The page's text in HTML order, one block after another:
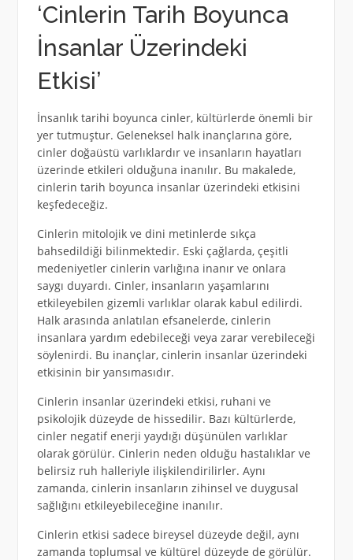
‘Cinlerin Tarih Boyunca
İnsanlar Üzerindeki
Etkisi’
İnsanlık tarihi boyunca cinler, kültürlerde önemli bir
yer tutmuştur. Geleneksel halk inançlarına göre,
cinler doğaüstü varlıklardır ve insanların hayatları
üzerinde etkileri olduğuna inanılır. Bu makalede,
cinlerin tarih boyunca insanlar üzerindeki etkisini
keşfedeceğiz.
Cinlerin mitolojik ve dini metinlerde sıkça
bahsedildiği bilinmektedir. Eski çağlarda, çeşitli
medeniyetler cinlerin varlığına inanır ve onlara
saygı duyardı. Cinler, insanların yaşamlarını
etkileyebilen gizemli varlıklar olarak kabul edilirdi.
Halk arasında anlatılan efsanelerde, cinlerin
insanlara yardım edebileceği veya zarar verebileceği
söylenirdi. Bu inançlar, cinlerin insanlar üzerindeki
etkisinin bir yansımasıdır.
Cinlerin insanlar üzerindeki etkisi, ruhani ve
psikolojik düzeyde de hissedilir. Bazı kültürlerde,
cinler negatif enerji yaydığı düşünülen varlıklar
olarak görülür. Cinlerin neden olduğu hastalıklar ve
belirsiz ruh halleriyle ilişkilendirilirler. Aynı
zamanda, cinlerin insanların zihinsel ve duygusal
sağlığını etkileyebileceğine inanılır.
Cinlerin etkisi sadece bireysel düzeyde değil, aynı
zamanda toplumsal ve kültürel düzeyde de görülür.